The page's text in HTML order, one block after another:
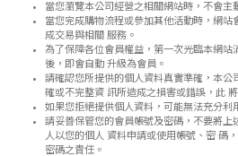
當您瀏覽本公司經營之相關網站時，不會主
當您完成購物流程或參加其他活動時，網站
成交易與相關 服務。
為了保障各位會員權益，第一次光臨本網站
後，即會自動 升級為會員。
請確認您所提供的個人資料真實準確，本公
確或不完整資 訊所造成之損害或錯誤，此
如果您拒絕提供個人資料，可能無法充分利
請妥善保管您的會員帳號及密碼，不要將上
人以您的個人 資料申請或使用帳號、密 碼
密碼之責任。